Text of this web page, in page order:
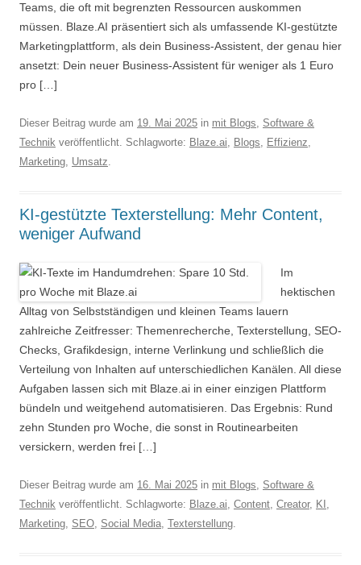
Teams, die oft mit begrenzten Ressourcen auskommen
müssen. Blaze.AI präsentiert sich als umfassende KI-gestützte
Marketingplattform, als dein Business-Assistent, der genau hier
ansetzt: Dein neuer Business-Assistent für weniger als 1 Euro
pro […]
Dieser Beitrag wurde am 19. Mai 2025 in mit Blogs, Software &
Technik veröffentlicht. Schlagworte: Blaze.ai, Blogs, Effizienz,
Marketing, Umsatz.
KI-gestützte Texterstellung: Mehr Content,
weniger Aufwand
Im
hektischen
Alltag von Selbstständigen und kleinen Teams lauern
zahlreiche Zeitfresser: Themenrecherche, Texterstellung, SEO-
Checks, Grafikdesign, interne Verlinkung und schließlich die
Verteilung von Inhalten auf unterschiedlichen Kanälen. All diese
Aufgaben lassen sich mit Blaze.ai in einer einzigen Plattform
bündeln und weitgehend automatisieren. Das Ergebnis: Rund
zehn Stunden pro Woche, die sonst in Routinearbeiten
versickern, werden frei […]
Dieser Beitrag wurde am 16. Mai 2025 in mit Blogs, Software &
Technik veröffentlicht. Schlagworte: Blaze.ai, Content, Creator, KI ,
Marketing, SEO, Social Media, Texterstellung.